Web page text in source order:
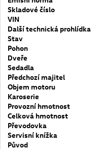
Skladové číslo
VIN
Další technická prohlídka
Stav
Pohon
Dveře
Sedadla
Předchozí majitel
Objem motoru
Karoserie
Provozní hmotnost
Celková hmotnost
Převodovka
Servisní knížka
Původ